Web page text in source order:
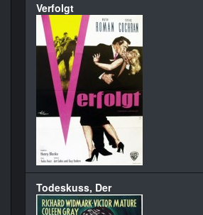
Verfolgt
Todeskuss, Der